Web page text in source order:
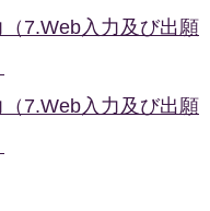
7.Web入力及び出願
7.Web入力及び出願